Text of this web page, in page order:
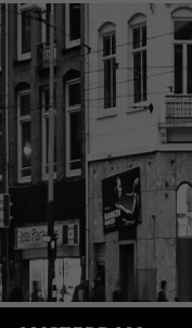
Nieuwstraat 35
2312 KA Leiden
+31(0)71 – 52 84 480
info@kunsthuisleiden.nl
Lees meer